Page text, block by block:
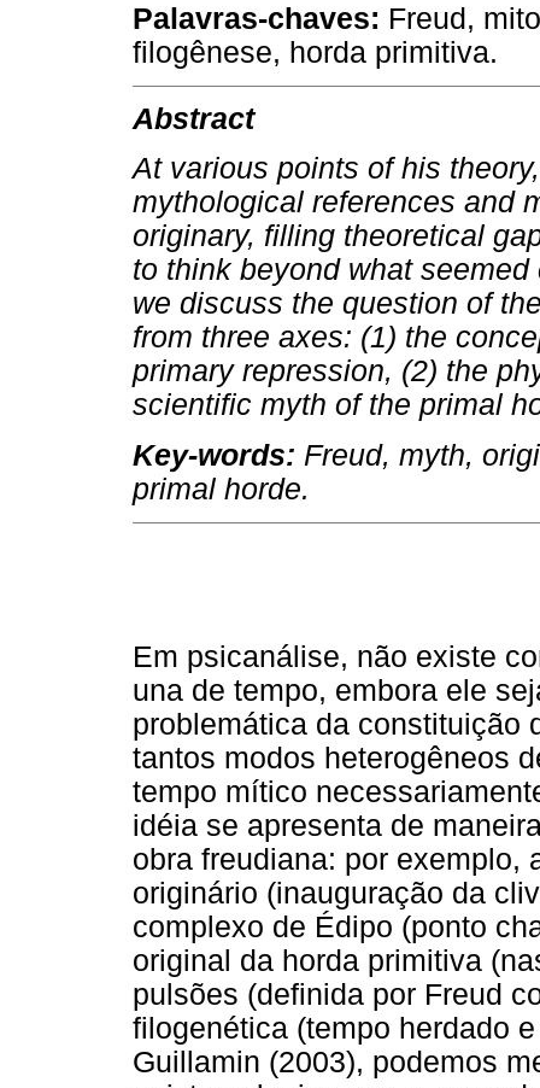
Palavras-chaves: Freud,
filogênese, horda primitiva.
Abstract
At various points of his
mythological references and
originary, filling theoretical
to think beyond what
we discuss the question of
from three axes: (1) the
primary repression, (2) the
scientific myth of the primal
Key-words: Freud, myth,
primal horde.
Em psicanálise, não existe
una de tempo, embora ele
problemática da constituição
tantos modos heterogêneos
tempo mítico
idéia se apresenta de
obra freudiana: por exemplo,
originário (inauguração da
complexo de Édipo (ponto
original da horda primitiva
pulsões (definida por Freud
filogenética (tempo herdado
Guillamin (2003), podemos